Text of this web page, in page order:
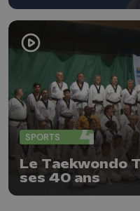
SPORTS
Le Taekwondo
ses 40 ans